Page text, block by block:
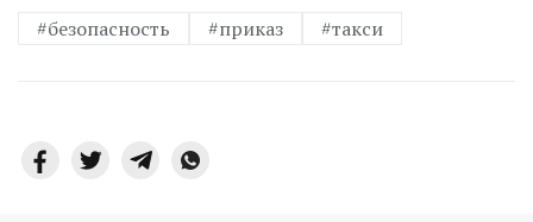
#безопасность
#приказ #такси